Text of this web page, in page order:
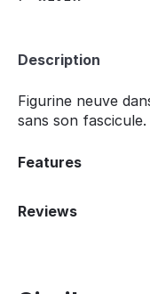
Description
Figurine neuve
sans son fascicule.
Features
Reviews